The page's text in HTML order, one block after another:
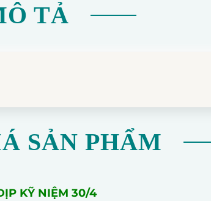
TẢ
SẢN PHẨM
KỸ NIỆM 30/4